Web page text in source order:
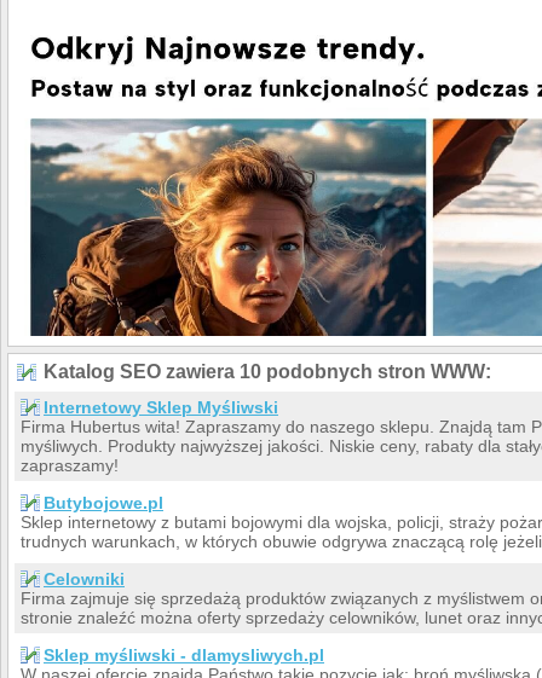
Katalog SEO zawiera 10 podobnych stron WWW:
Internetowy Sklep Myśliwski
Firma Hubertus wita! Zapraszamy do naszego sklepu. Znajdą tam
myśliwych. Produkty najwyższej jakości. Niskie ceny, rabaty dla
zapraszamy!
Butybojowe.pl
Sklep internetowy z butami bojowymi dla wojska, policji, straży
trudnych warunkach, w których obuwie odgrywa znaczącą rolę
Celowniki
Firma zajmuje się sprzedażą produktów związanych z myślistwem
stronie znaleźć można oferty sprzedaży celowników, lunet oraz
Sklep myśliwski - dlamysliwych.pl